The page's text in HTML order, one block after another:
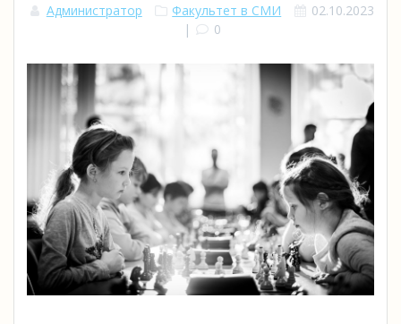
Администратор Факультет в СМИ
02.10.2023
|
0